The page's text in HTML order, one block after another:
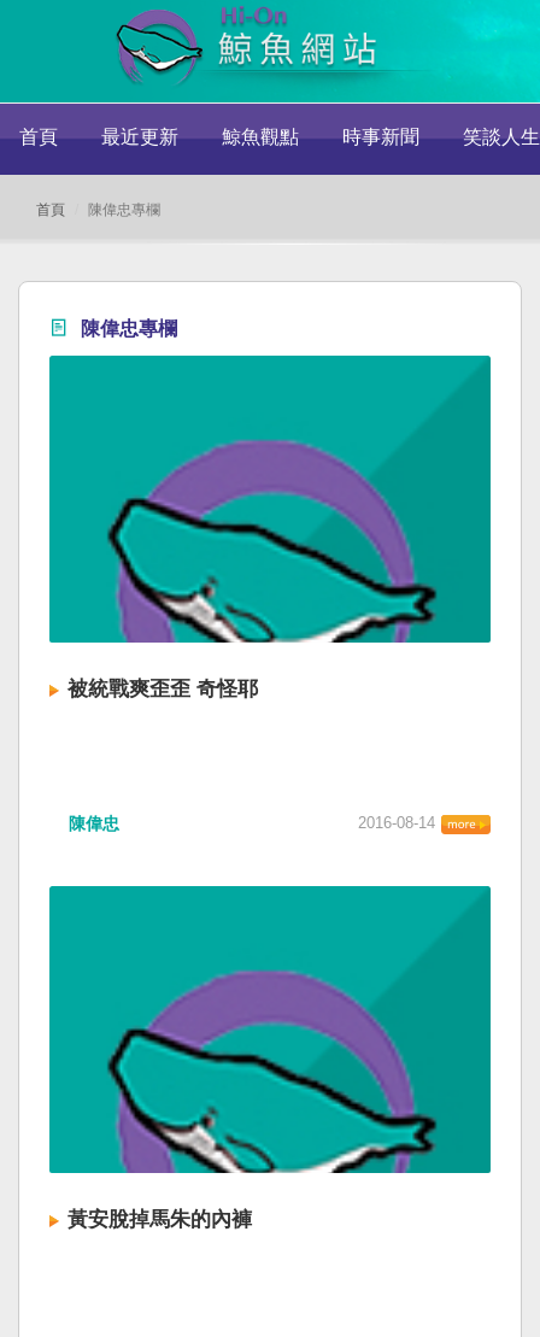
首頁 最近更新 鯨魚觀點 時事新聞 笑談人生
首頁 陳偉忠專欄
陳偉忠專欄
被統戰爽歪歪 奇怪耶
陳偉忠 2016-08-14
黃安脫掉馬朱的內褲